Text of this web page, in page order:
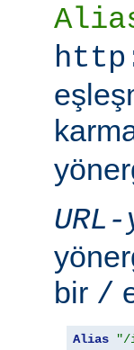
bir /
Alias "/